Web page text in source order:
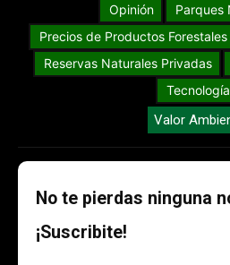
Opinión
Parques
Precios de Productos Forestales
Reservas Naturales Privadas
Valor
No te pierdas ninguna
¡Suscribite!